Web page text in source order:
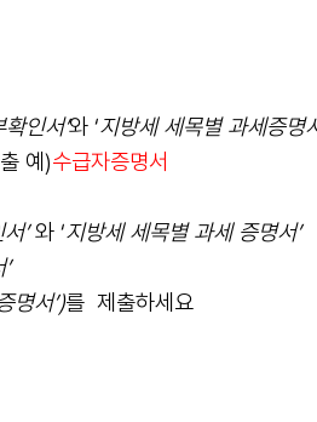
확인서’와 ‘지방세 세목별 과세증명
예)수급자증명서
’와 ‘지방세 세목별 과세 증명서’
명서’)를 제출하세요